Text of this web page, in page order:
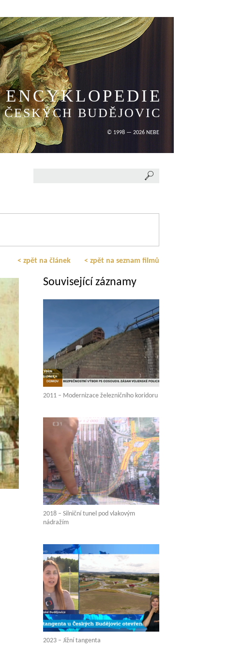
ENCYKLOPEDIE
ČESKÝCH BUDĚJOVIC
© 1998 — 2026 NEBE
< zpět na článek < zpět na seznam filmů
Související záznamy
2011 – Modernizace železničního koridoru
2018 – Silniční tunel pod vlakovým
nádražím
2023 – Jižní tangenta